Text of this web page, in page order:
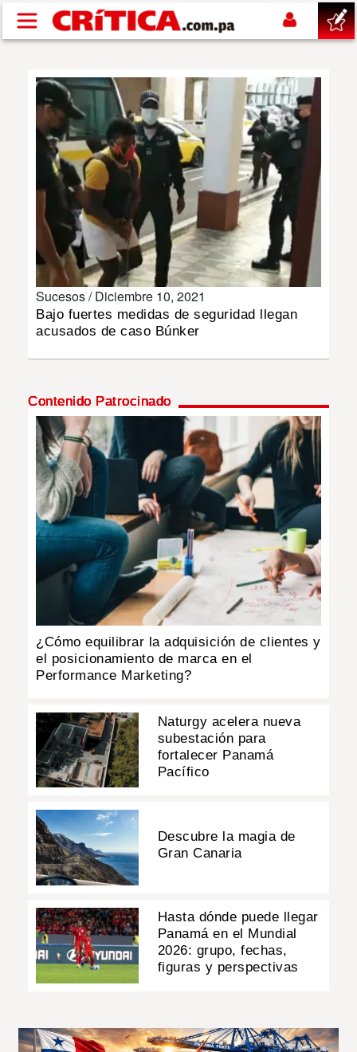
Pasar al contenido principal
SUCESOS
NACIONAL
SHOW
DEPORTES
MULTIMEDIA
IMPRESO
Sucesos /Diciembre 10, 2021
Bajo fuertes medidas de seguridad llegan
acusados de caso Búnker
Contenido Patrocinado
¿Cómo equilibrar la adquisición de clientes y
el posicionamiento de marca en el
Performance Marketing?
Naturgy acelera nueva
subestación para
fortalecer Panamá
Pacífico
Descubre la magia de
Gran Canaria
Hasta dónde puede llegar
Panamá en el Mundial
2026: grupo, fechas,
figuras y perspectivas